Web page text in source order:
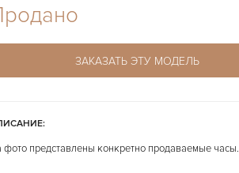
ЗАКАЗАТЬ ЭТУ МОДЕЛЬ
фото представлены конкретно продаваемые часы.